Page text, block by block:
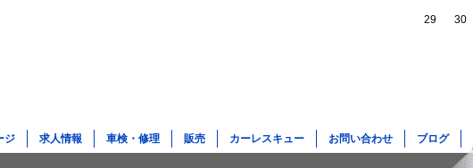
29 30
ジ 求人情報 車検・修理 販売 カーレスキュー お問い合わせ ブログ